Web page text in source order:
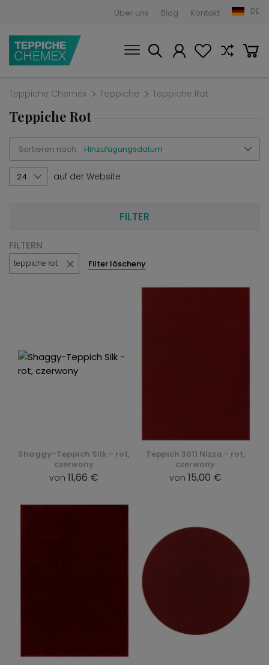
Über uns Blog Kontakt DE
Teppiche Chemex Teppiche Teppiche Rot
Teppiche Rot
Sortieren nach: Hinzufügungsdatum
24 auf der Website
FILTER
FILTERN
teppiche rot Filter löscheny
Shaggy-Teppich Silk - rot,
czerwony
von 11,66 €
Teppich 3011 Nizza - rot,
czerwony
von 15,00 €